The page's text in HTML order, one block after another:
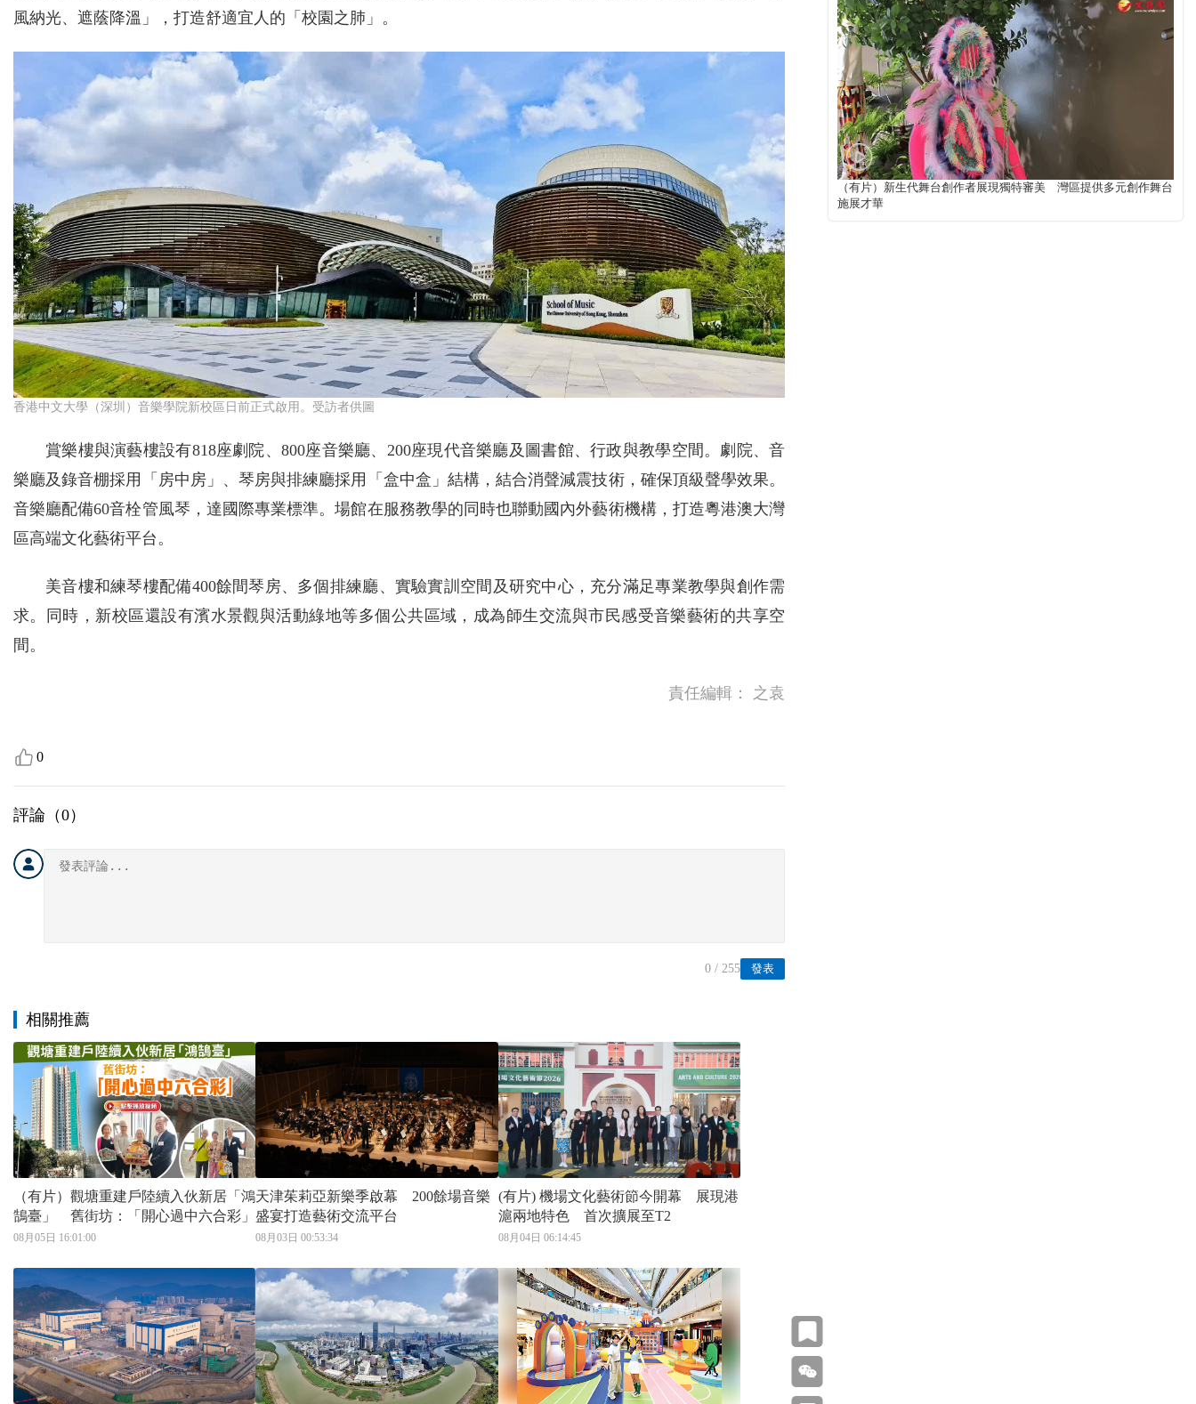
風納光、遮蔭降溫」，打造舒適宜人的「校園之肺」。
香港中文大學（深圳）音樂學院新校區日前正式啟用。受訪者供圖
賞樂樓與演藝樓設有818座劇院、800座音樂廳、200座現代音樂廳及圖書館、行政與教學空間。劇院、音
樂廳及錄音棚採用「房中房」、琴房與排練廳採用「盒中盒」結構，結合消聲減震技術，確保頂級聲學效果。
音樂廳配備60音栓管風琴，達國際專業標準。場館在服務教學的同時也聯動國內外藝術機構，打造粵港澳大灣
區高端文化藝術平台。
美音樓和練琴樓配備400餘間琴房、多個排練廳、實驗實訓空間及研究中心，充分滿足專業教學與創作需
求。同時，新校區還設有濱水景觀與活動綠地等多個公共區域，成為師生交流與市民感受音樂藝術的共享空
間。
責任編輯： 之袁
0
評論（0）
發表
0 / 255
相關推薦
（有片）觀塘重建戶陸續入伙新居「鴻
鵠臺」 舊街坊：「開心過中六合彩」
08月05日 16:01:00
天津茱莉亞新樂季啟幕 200餘場音樂
盛宴打造藝術交流平台
08月03日 00:53:34
(有片) 機場文化藝術節今開幕 展現港
滬兩地特色 首次擴展至T2
08月04日 06:14:45
（有片）新生代舞台創作者展現獨特審美 灣區提供多元創作舞台
施展才華